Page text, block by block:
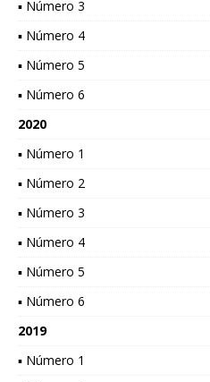
▪ Número 3
▪ Número 4
▪ Número 5
▪ Número 6
2020
▪ Número 1
▪ Número 2
▪ Número 3
▪ Número 4
▪ Número 5
▪ Número 6
2019
▪ Número 1